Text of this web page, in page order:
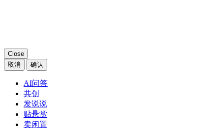
Close
取消
确认
AI问答
共创
发说说
贴悬赏
卖闲置